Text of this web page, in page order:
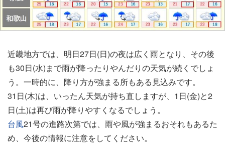
近畿地方では、明日27日(日)の夜は広く雨となり、その後
も30日(水)まで雨が降ったりやんだりの天気が続くでしょ
う。一時的に、降り方が強まる所もある見込みです。
31日(木)は、いったん天気が持ち直しますが、1日(金)と2
日(土)は再び雨が降りやすくなるでしょう。
台風21号の進路次第では、雨や風が強まるおそれもあるた
め、今後の情報に注意をしてください。